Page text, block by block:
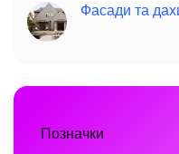
Фасади та
Позначки